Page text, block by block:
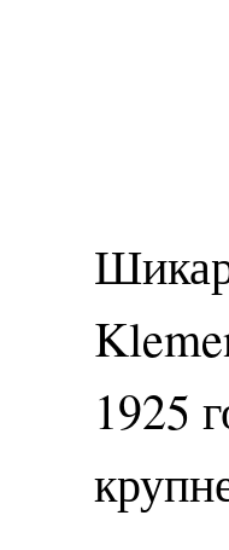
1925